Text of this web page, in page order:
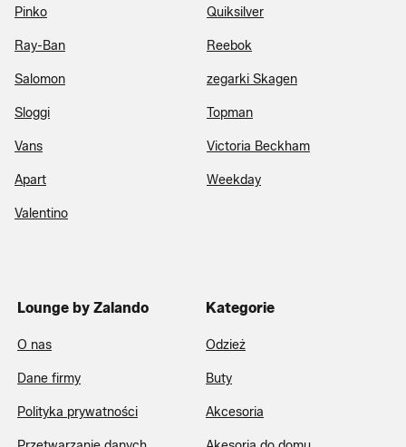
Pinko Quiksilver
Ray-Ban Reebok
Salomon zegarki Skagen
Sloggi Topman
Vans Victoria Beckham
Apart Weekday
Valentino
Lounge by Zalando
O nas
Dane firmy
Polityka prywatności
Kategorie
Odzież
Buty
Akcesoria